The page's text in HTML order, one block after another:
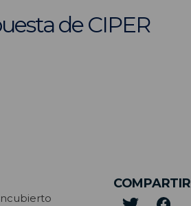
de CIPER
COMPARTIR